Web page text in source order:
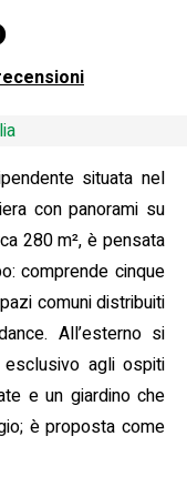
situata nel
con panorami su
280 m², è pensata
comprende cinque
comuni distribuiti
All’esterno si
agli ospiti
e un giardino che
è proposta come